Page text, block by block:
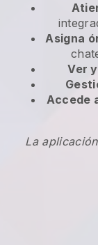
Asigna
Ver
Accede
La